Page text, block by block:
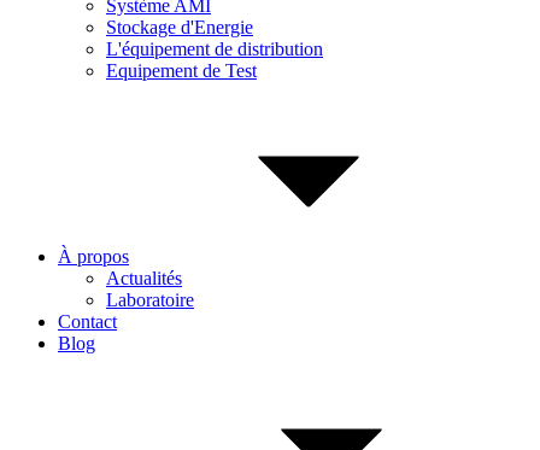
Système AMI
Stockage d'Energie
L'équipement de distribution
Equipement de Test
À propos
Actualités
Laboratoire
Contact
Blog